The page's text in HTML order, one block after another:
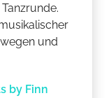
und
by Finn